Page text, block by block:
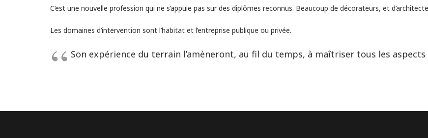
C’est une nouvelle profession qui ne s’appuie pas sur des diplômes reconnus. Beaucoup de décorateurs, et
Les domaines d’intervention sont l’habitat et l’entreprise publique ou privée.
Son expérience du terrain l’amèneront, au fil du temps, à maîtriser tous les